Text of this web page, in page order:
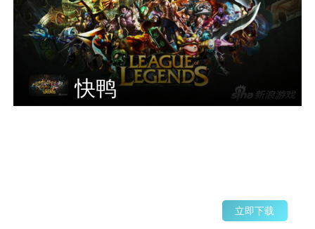
佛跳墙v5.6.2(最新版本)下载
立即下载